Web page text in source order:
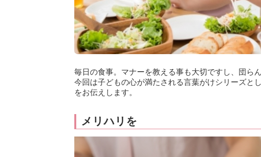
毎日の食事。マナーを教える事も大切ですし、団ら
今回は子どもの心が満たされる言葉がけシリーズと
をお伝えします。
メリハリを